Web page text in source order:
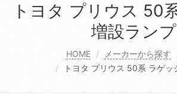
トヨタ プリウス 50
増設ランプ
HOME メーカーから探す
トヨタ プリウス 50系 ラゲッ